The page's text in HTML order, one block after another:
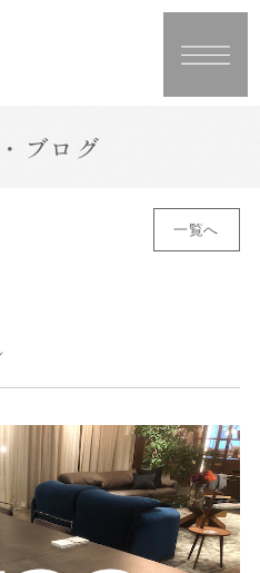
ブログ
一覧へ